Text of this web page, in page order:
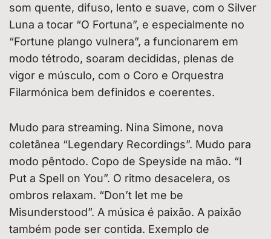
som quente, difuso, lento e suave, com o Silver
Luna a tocar “O Fortuna”, e especialmente no
“Fortune plango vulnera”, a funcionarem em
modo tétrodo, soaram decididas, plenas de
vigor e músculo, com o Coro e Orquestra
Filarmónica bem definidos e coerentes.
Mudo para streaming. Nina Simone, nova
coletânea “Legendary Recordings”. Mudo para
modo pêntodo. Copo de Speyside na mão. “I
Put a Spell on You”. O ritmo desacelera, os
ombros relaxam. “Don’t let me be
Misunderstood”. A música é paixão. A paixão
também pode ser contida. Exemplo de